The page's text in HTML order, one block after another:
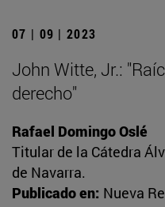
07 | 09 | 2023
John Witte, Jr.:
derecho"
Rafael Domingo Oslé
Titular de la Cátedra
de Navarra.
Publicado en: Nueva